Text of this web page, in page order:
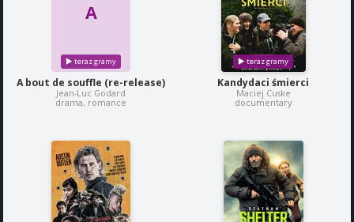
A
A bout de souffle (re-release)
Jean-Luc Godard
drama, romance
Kandydaci śmierci
Maciej Cuske
documentary